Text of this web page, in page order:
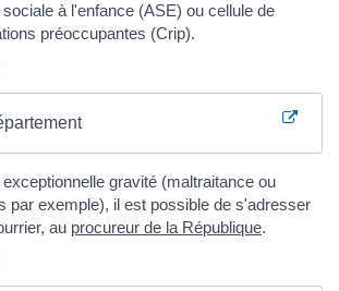
à l'enfance (ASE) ou cellule de
préoccupantes (Crip).
gravité (maltraitance ou
par exemple), il est possible de s'adresser
au procureur de la République.